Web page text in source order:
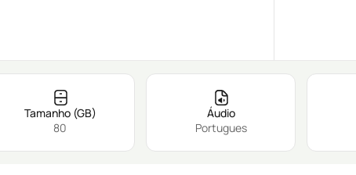
Tamanho (GB)
80
Áudio
Portugues